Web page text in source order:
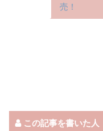
売！
この記事を書いた人